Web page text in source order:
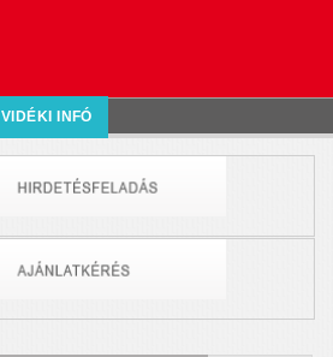
VIDÉKI INFÓ